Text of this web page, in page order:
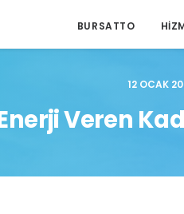
BURSATTO
12 OCAK
Veren